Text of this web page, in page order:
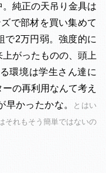
純正の天吊り金具は
で部材を買い集めて
で2万円弱。強度的に
がったものの、頭上
環境は学生さん達に
の再利用なんて考え
かったかな。
とはい
それもそう簡単ではないの